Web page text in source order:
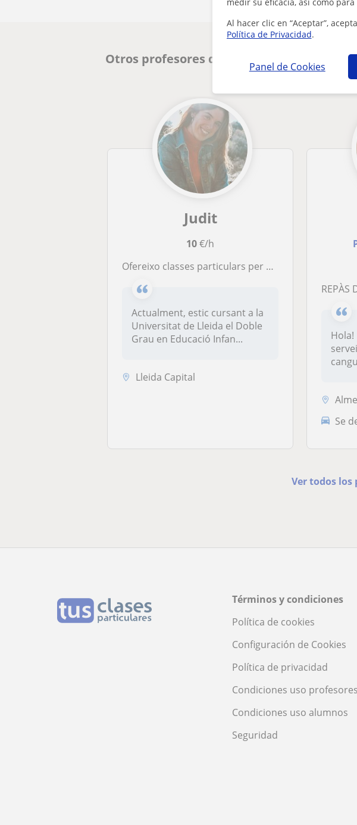
Al hacer clic en “Aceptar”,
Política de Privacidad.
Panel de Cookies
Otros profesores de Primaria en Lleida
Judit
10€/h
Ofereixo classes particulars per a tots els infants i alumnat
Actualment, estic cursant a la
Universitat de Lleida el Doble
Grau en Educació Infan...
Lleida Capital
REPÀS
Hola!
Almenar,
Se
Ver todos los
Términos y condiciones
Política de cookies
Configuración de Cookies
Política de privacidad
Condiciones uso profesores
Condiciones uso alumnos
Seguridad